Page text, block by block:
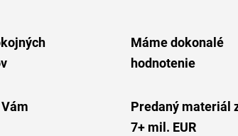
Máme dokonalé
hodnotenie
Predaný materiál
7+ mil. EUR